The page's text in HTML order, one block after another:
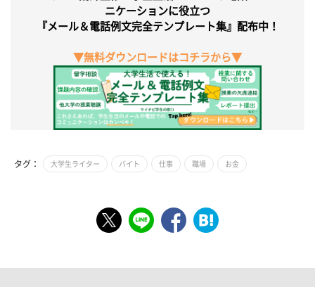
ニケーションに役立つ
『メール＆電話例文完全テンプレート集』配布中！
▼無料ダウンロードはコチラから▼
タグ： 大学生ライター バイト 仕事 職場 お金